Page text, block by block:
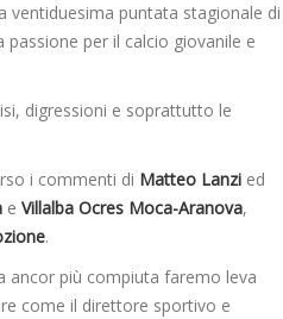
ventiduesima puntata stagionale di
per il calcio giovanile e
digressioni e soprattutto le
i commenti di Matteo Lanzi ed
e Villalba Ocres Moca-Aranova,
.
ancor più compiuta faremo leva
come il direttore sportivo e